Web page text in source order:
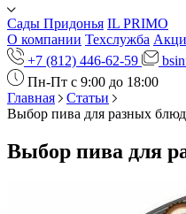
Сады Придонья IL PRIMO
О компании Техслужба
+7 (812) 446-62-59
Пн-Пт с 9:00 до 18:00
Главная
Статьи
Выбор пива для разных блюд
Выбор пива для